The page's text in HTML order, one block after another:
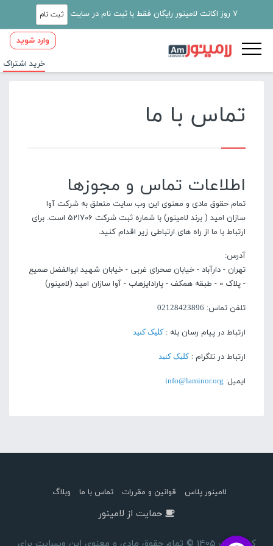
7 روز اکانت لامینور رایگان فقط با ثبت نام در سایت ثبت نام
وارد شوید
خرید اشتراک
تماس با ما
اطلاعات تماس و مجوزها
تمام حقوق مادی و معنوی این وب سایت متعلق به شرکت آوا
سازان امید ( برند لامینور) با شماره ثبت شرکت 521706 است. برای
ارتباط با ما از راه های ارتباطی زیر اقدام کنید.
آدرس:
تهران - دارآباد - خیابان صحرای غربی - خیابان شهید ابوالفضل صمیع
- پلاک 0 - طبقه همکف - پارادایزهاب - آوا سازان امید (لامینور)
تلفن تماس: 02128423896
ارتباط در پیام رسان بله :کلیک کنید
ارتباط در تلگرام :کلیک کنید
ایمیل: info@laminor.org
لامینور پلاس قوانین و مقررات تماس با ما وبلاگ
حمایت از لامینور
کپی رایت 1405 © تمام حقوق مادی و معنوی این وبسایت برای